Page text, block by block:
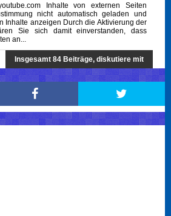
Inhalte von externen Seiten
nicht automatisch geladen und
Inhalte anzeigen Durch die Aktivierung der
Sie sich damit einverstanden, dass
an...
Insgesamt 84 Beiträge, diskutiere mit